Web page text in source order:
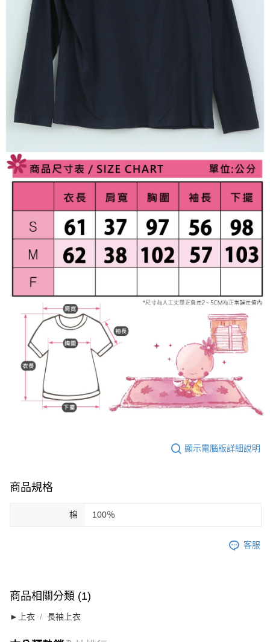
顯示電腦版詳細說明
商品規格
棉 100％
客服
商品相關分類 (1)
►上衣 長袖上衣